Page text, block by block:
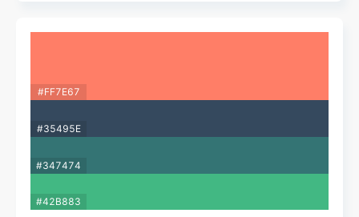
#FF7E67
#35495E
#347474
#42B883